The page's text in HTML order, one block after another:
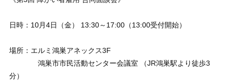
日時：10月4日（金） 13:30～17:00（13:00受付開始）
場所：エルミ鴻巣アネックス3F
鴻巣市市民活動センター会議室 （JR鴻巣駅より徒歩3
分）